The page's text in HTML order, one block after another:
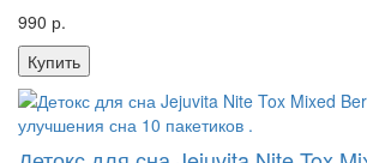
990 р.
Купить